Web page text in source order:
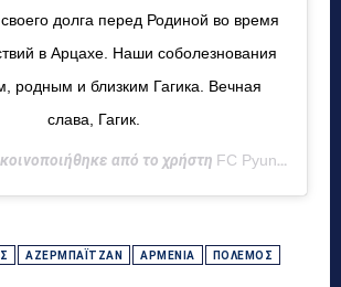
долга перед Родиной во время
в Арцахе. Наши соболезнования
родным и близким Гагика. Вечная
слава, Гагик.
από το χρήστη FC Pyunik Official Account
ΑΖΕΡΜΠΑΪΤΖΆΝ ΑΡΜΕΝΊΑ ΠΌΛΕΜΟΣ